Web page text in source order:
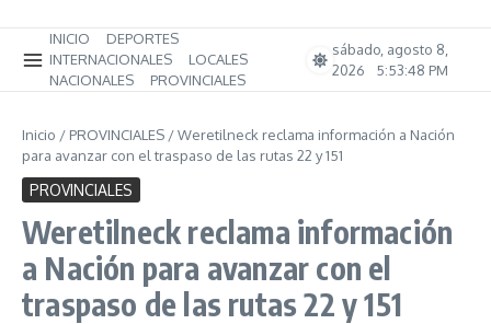
INICIO
DEPORTES
INTERNACIONALES
LOCALES
NACIONALES
PROVINCIALES
sábado, agosto 8,
2026
5:53:49 PM
Inicio / PROVINCIALES /Weretilneck reclama información a Nación
para avanzar con el traspaso de las rutas 22 y 151
PROVINCIALES
Weretilneck reclama información
a Nación para avanzar con el
traspaso de las rutas 22 y 151